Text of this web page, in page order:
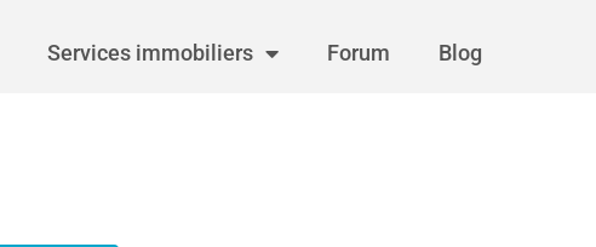
Services immobiliers Forum Blog